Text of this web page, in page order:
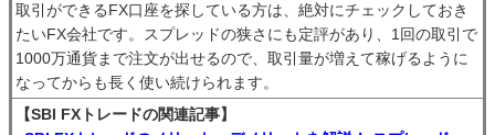
取引ができるFX口座を探している方は、絶対にチェックしておき
たいFX会社です。スプレッドの狭さにも定評があり、1回の取引で
1000万通貨まで注文が出せるので、取引量が増えて稼げるように
なってからも長く使い続けられます。
【SBI FXトレードの関連記事】